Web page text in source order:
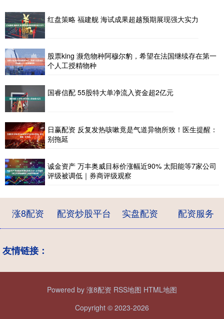
红盘策略 福建舰 海试成果超越预期展现强大实力
股票king 濒危物种阿穆尔豹，希望在法国继续存在第一
个人工授精物种
国睿信配 55股特大单净流入资金超2亿元
日赢配资 反复发热咳嗽竟是气道异物所致！医生提醒：
别拖延
诚金资产 万丰奥威目标价涨幅近90% 太阳能等7家公司
评级被调低｜券商评级观察
涨8配资 配资炒股平台 实盘配资 配资服务
友情链接：
Powered by 涨8配资 RSS地图 HTML地图
Copyright © 2023-2026